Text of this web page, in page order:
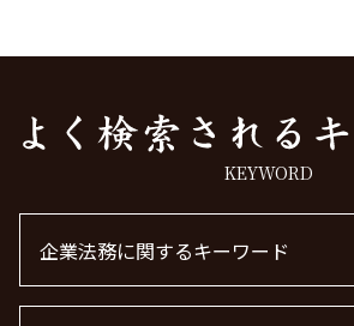
KEYWORD
企業法務に関するキーワード